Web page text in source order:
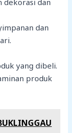
dekorasi dan
dan
yang dibeli.
produk